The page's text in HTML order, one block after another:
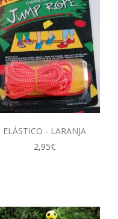
ELÁSTICO - LARANJA
2,95€